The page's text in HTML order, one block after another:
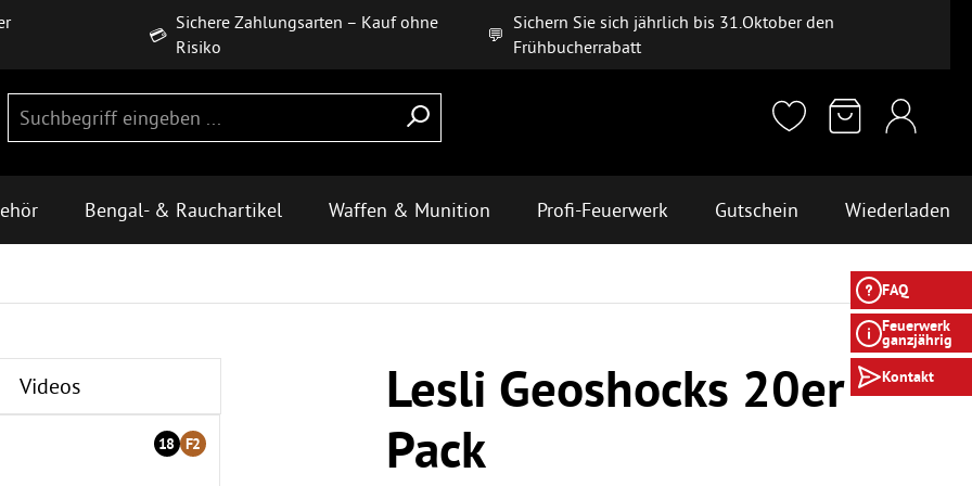
FAQ
Feuerwerk
ganzjährig
Kontakt
💳
Sichere Zahlungsarten – Kauf ohne
Risiko
💬
Sichern Sie sich jährlich bis 31.Oktober den
Frühbucherrabatt
Bengal- & Rauchartikel Waffen & Munition Profi-Feuerwerk Gutschein Wiederladen
Videos
18 F2
Lesli Geoshocks 20er
Pack